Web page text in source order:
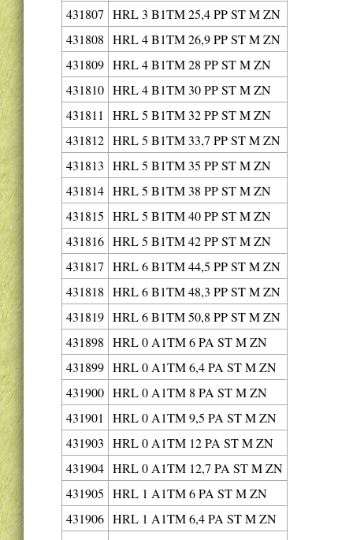
431807 HRL 3 B1TM 25,4 PP ST M ZN
431808 HRL 4 B1TM 26,9 PP ST M ZN
431809 HRL 4 B1TM 28 PP ST M ZN
431810 HRL 4 B1TM 30 PP ST M ZN
431811
HRL 5 B1TM 32 PP ST M ZN
431812 HRL 5 B1TM 33,7 PP ST M ZN
431813 HRL 5 B1TM 35 PP ST M ZN
431814 HRL 5 B1TM 38 PP ST M ZN
431815 HRL 5 B1TM 40 PP ST M ZN
431816 HRL 5 B1TM 42 PP ST M ZN
431817 HRL 6 B1TM 44,5 PP ST M ZN
431818 HRL 6 B1TM 48,3 PP ST M ZN
431819 HRL 6 B1TM 50,8 PP ST M ZN
431898 HRL 0 A1TM 6 PA ST M ZN
431899 HRL 0 A1TM 6,4 PA ST M ZN
431900 HRL 0 A1TM 8 PA ST M ZN
431901
HRL 0 A1TM 9,5 PA ST M ZN
431903 HRL 0 A1TM 12 PA ST M ZN
431904 HRL 0 A1TM 12,7 PA ST M ZN
431905 HRL 1 A1TM 6 PA ST M ZN
431906 HRL 1 A1TM 6,4 PA ST M ZN